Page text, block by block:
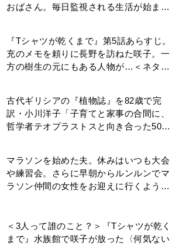
おばさん。毎日監視される生活が始ま
『Tシャツが乾くまで』第5話あらすじ。
充のメモを頼りに長野を訪ねた咲子。一
方の樹生の元にもある人物が…＜ネタバ
古代ギリシアの『植物誌』を82歳で完
訳・小川洋子「子育てと家事の合間に、
哲学者テオプラストスと向き合った50
マラソンを始めた夫。休みはいつも大会
や練習会。さらに早朝からルンルンでマ
ラソン仲間の女性をお迎えに行くように
＜3人って誰のこと？＞『Tシャツが乾く
まで』水族館で咲子が放った〈何気ない